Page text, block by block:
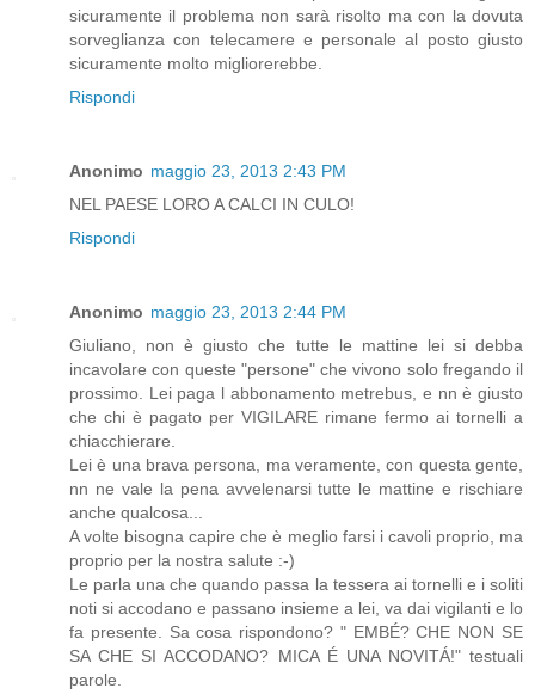
sicuramente il problema non sarà risolto ma con la dovuta
sorveglianza con telecamere e personale al posto giusto
sicuramente molto migliorerebbe.
Rispondi
Anonimo maggio 23, 2013 2:43 PM
NEL PAESE LORO A CALCI IN CULO!
Rispondi
Anonimo maggio 23, 2013 2:44 PM
Giuliano, non è giusto che tutte le mattine lei si debba
incavolare con queste "persone" che vivono solo fregando il
prossimo. Lei paga l abbonamento metrebus, e nn è giusto
che chi è pagato per VIGILARE rimane fermo ai tornelli a
chiacchierare.
Lei è una brava persona, ma veramente, con questa gente,
nn ne vale la pena avvelenarsi tutte le mattine e rischiare
anche qualcosa...
A volte bisogna capire che è meglio farsi i cavoli proprio, ma
proprio per la nostra salute :-)
Le parla una che quando passa la tessera ai tornelli e i soliti
noti si accodano e passano insieme a lei, va dai vigilanti e lo
fa presente. Sa cosa rispondono? " EMBÉ? CHE NON SE
SA CHE SI ACCODANO? MICA É UNA NOVITÁ!" testuali
parole.